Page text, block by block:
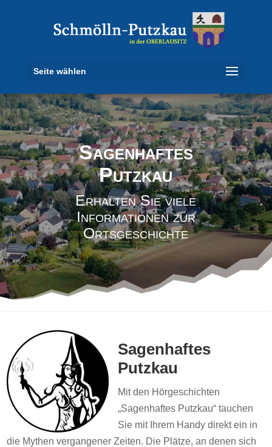
Seite wählen
Sagenhaftes
Putzkau
Erhalten Sie viele
Informationen zur
Ortsgeschichte
Sagenhaftes
Putzkau
Mit den Hörgeschichten
„Sagenhaftes Putzkau“ tauchen
Sie mit Ihrem Handy direkt ein in
die Mythen vergangener Zeiten. Die Plätze, an denen sich